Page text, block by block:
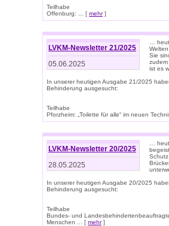
Teilhabe
Offenburg: ... [ mehr]
LVKM-Newsletter 21/2025
05.06.2025
…
Sie
ist es
In unserer heutigen Ausgabe 21/2025
Behinderung ausgesucht:
Teilhabe
Pforzheim: „Toilette für alle“ im neuen
LVKM-Newsletter 20/2025
28.05.2025
…
In unserer heutigen Ausgabe 20/2025
Behinderung ausgesucht:
Teilhabe
Bundes- und
Menschen ... [ mehr]